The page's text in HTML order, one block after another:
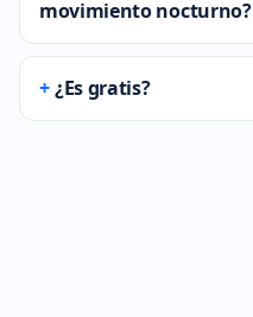
movimiento nocturno?
¿Es gratis?